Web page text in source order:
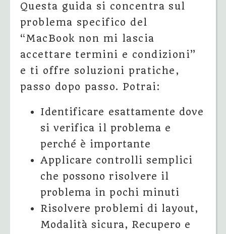
Questa guida si concentra sul
problema specifico del
“MacBook non mi lascia
accettare termini e condizioni”
e ti offre soluzioni pratiche,
passo dopo passo. Potrai:
Identificare esattamente dove
si verifica il problema e
perché è importante
Applicare controlli semplici
che possono risolvere il
problema in pochi minuti
Risolvere problemi di layout,
Modalità sicura, Recupero e